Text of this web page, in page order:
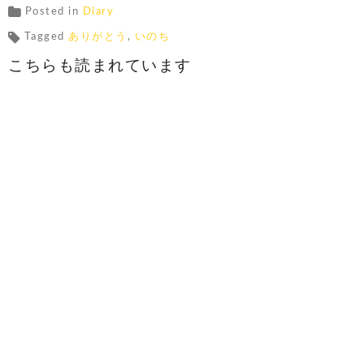
Posted in Diary
Tagged ありがとう , いのち
こちらも読まれています